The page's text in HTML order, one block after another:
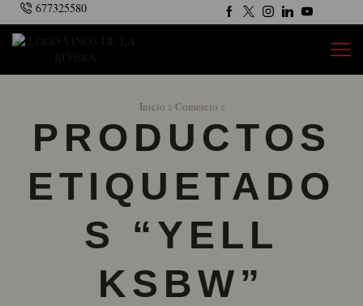
677325580
Inicio Comercio
PRODUCTOS
ETIQUETADO
S “YELL
KSBW”